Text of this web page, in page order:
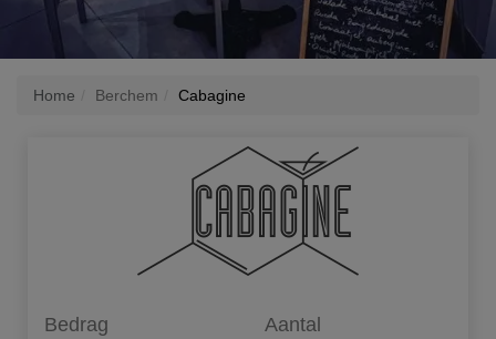
Home Berchem Cabagine
Bedrag Aantal